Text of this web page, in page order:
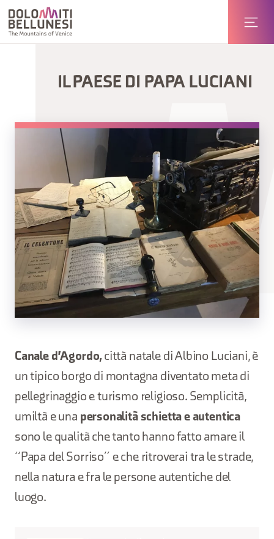
IL PAESE DI PAPA LUCIANI
Canale d'Agordo, città natale di Albino Luciani, è
un tipico borgo di montagna diventato meta di
pellegrinaggio e turismo religioso. Semplicità,
umiltà e una personalità schietta e autentica
sono le qualità che tanto hanno fatto amare il
“Papa del Sorriso” e che ritroverai tra le strade,
nella natura e fra le persone autentiche del
luogo.